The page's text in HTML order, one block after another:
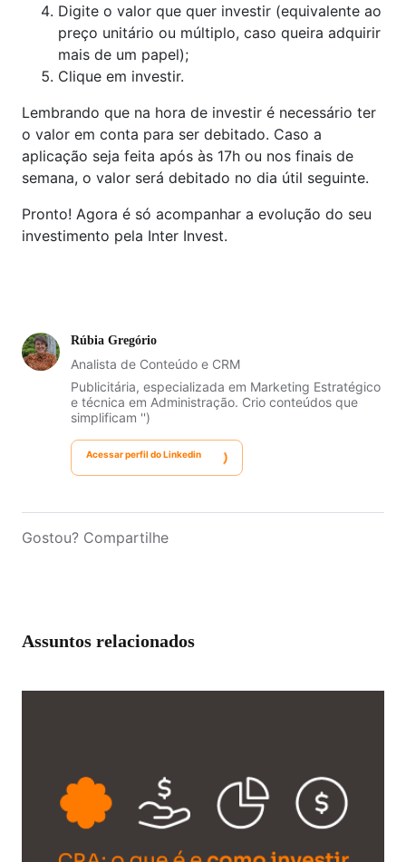
Digite o valor que quer investir (equivalente ao
preço unitário ou múltiplo, caso queira adquirir
mais de um papel);
Clique em investir.
Lembrando que na hora de investir é necessário ter
o valor em conta para ser debitado. Caso a
aplicação seja feita após às 17h ou nos finais de
semana, o valor será debitado no dia útil seguinte.
Pronto! Agora é só acompanhar a evolução do seu
investimento pela Inter Invest.
Rúbia Gregório
Analista de Conteúdo e CRM
Publicitária, especializada em Marketing Estratégico
e técnica em Administração. Crio conteúdos que
simplificam '')
Acessar perfil do Linkedin
Gostou? Compartilhe
Assuntos relacionados